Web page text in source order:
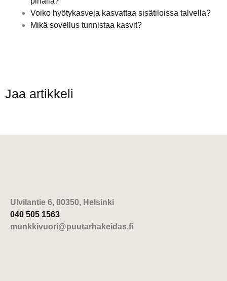
Voiko hyötykasveja kasvattaa sisätiloissa talvella?
Mikä sovellus tunnistaa kasvit?
Jaa artikkeli
Ulvilantie 6, 00350, Helsinki
040 505 1563
munkkivuori@puutarhakeidas.fi